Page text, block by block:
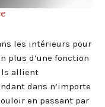
les intérieurs pour
plus d’une fonction
allient
dans n’importe
en passant par